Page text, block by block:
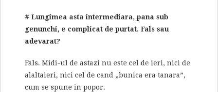
# Lungimea asta intermediara, pana sub
genunchi, e complicat de purtat. Fals sau
adevarat?
Fals. Midi-ul de astazi nu este cel de ieri, nici de
alaltaieri, nici cel de cand „bunica era tanara”,
cum se spune in popor.